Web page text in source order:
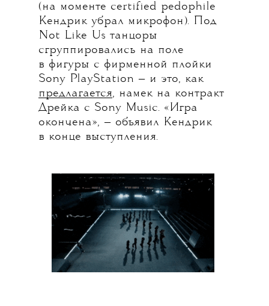
(на моменте certified pedophile
Кендрик убрал микрофон). Под
Not Like Us танцоры
сгруппировались на поле
в фигуры с фирменной плойки
Sony PlayStation — и это, как
предлагается, намек на контракт
Дрейка с Sony Music. «Игра
окончена», — объявил Кендрик
в конце выступления.